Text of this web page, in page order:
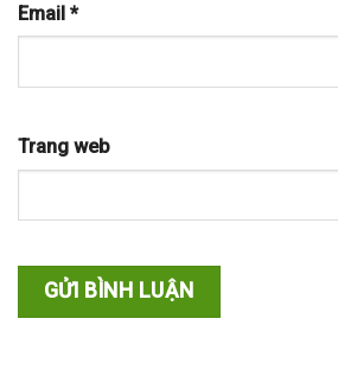
Email *
Trang web